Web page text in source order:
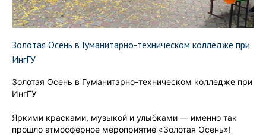
Золотая Осень в Гуманитарно-техническом колледже при
ИнгГУ
Золотая Осень в Гуманитарно-техническом колледже при
ИнгГУ
Яркими красками, музыкой и улыбками — именно так
прошло атмосферное мероприятие «Золотая Осень»!